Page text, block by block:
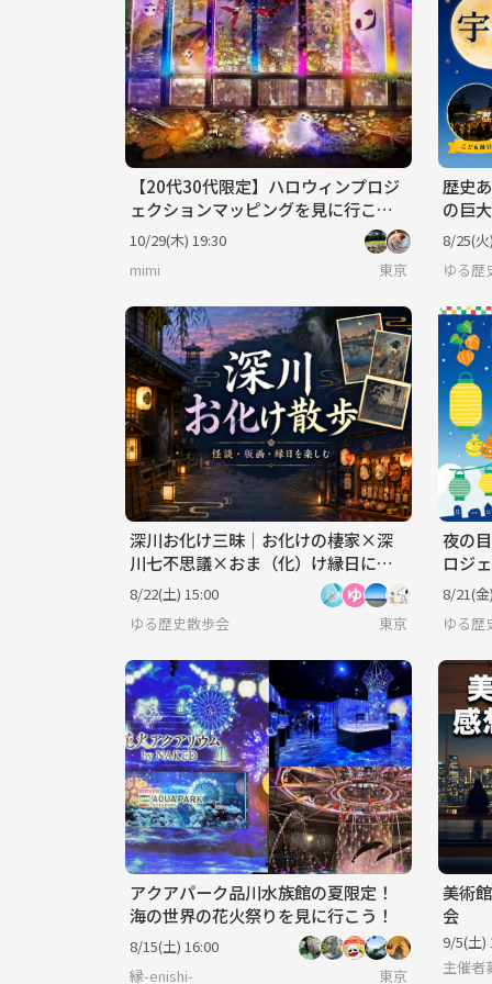
【20代30代限定】ハロウィンプロジ
ェクションマッピングを見に行こう
🦊🦊
10/29(木) 19:30
mimi
東京
歴史
の巨
創る
8/25(
ゆる歴
深川お化け三昧｜お化けの棲家×深
川七不思議×おま（化）け縁日にい
こう
8/22(土) 15:00
ゆる歴史散歩会
東京
夜の
ロジ
りを
8/21(
ゆる歴
アクアパーク品川水族館の夏限定！
海の世界の花火祭りを見に行こう！
8/15(土) 16:00
縁-enishi-
東京
美術
会
9/5(土)
主催者